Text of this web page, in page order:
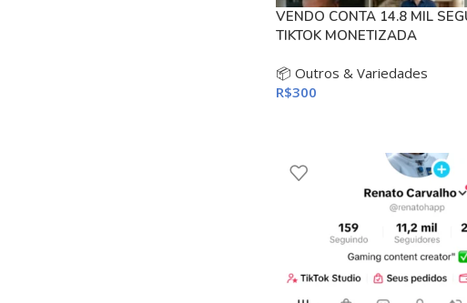
VENDO CONTA 14.8 MIL
TIKTOK MONETIZADA
📦 Outros & Variedades
R$300